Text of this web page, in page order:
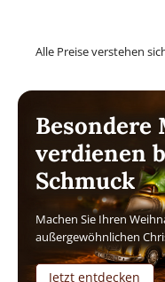
Alle Preise verstehen
Besondere
verdienen
Schmuck
Machen Sie Ihren
außergewöhnlichen
Jetzt entdecken